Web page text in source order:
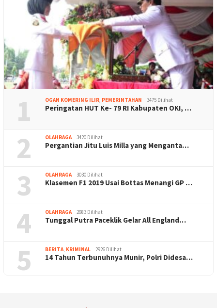
1 OGAN KOMERING ILIR PEMERINTAHAN 3475 Dilihat
Peringatan HUT Ke- 79 RI Kabupaten OKI, …
2 OLAHRAGA 3420 Dilihat
Pergantian Jitu Luis Milla yang Menganta…
3 OLAHRAGA 3030 Dilihat
Klasemen F1 2019 Usai Bottas Menangi GP …
4 OLAHRAGA 2983 Dilihat
Tunggal Putra Paceklik Gelar All England…
5 BERITA KRIMINAL 2926 Dilihat
14 Tahun Terbunuhnya Munir, Polri Didesa…